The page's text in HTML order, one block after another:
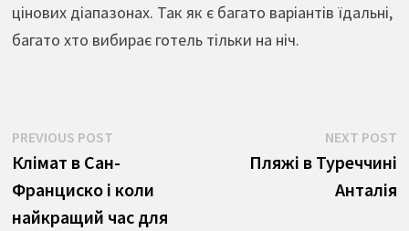
цінових діапазонах. Так як є багато варіантів їдальні,
багато хто вибирає готель тільки на ніч.
Навігація
записів
PREVIOUS POSTPrevious
post:
Клімат в Сан-
Франциско і коли
найкращий час для
NEXT POST
Пляжі в Туреччині
Анталія